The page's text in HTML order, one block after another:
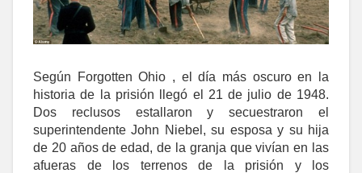
Según Forgotten Ohio , el día más oscuro en la
historia de la prisión llegó el 21 de julio de 1948.
Dos reclusos estallaron y secuestraron el
superintendente John Niebel, su esposa y su hija
de 20 años de edad, de la granja que vivían en las
afueras de los terrenos de la prisión y los